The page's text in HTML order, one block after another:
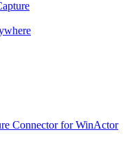
Connector for WinActor